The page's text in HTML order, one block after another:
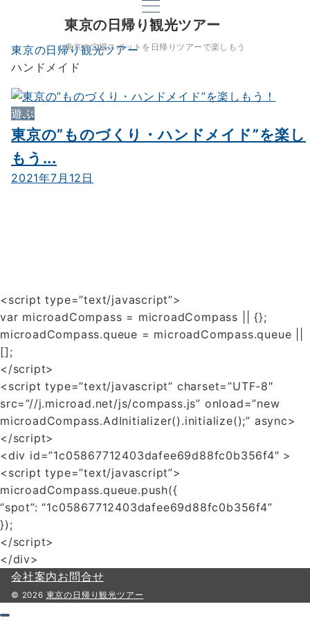
東京の日帰り観光ツアー
東京の穴場スポットを日帰りツアーで楽しもう
東京の日帰り観光ツアー
ハンドメイド
遊ぶ
東京の”ものづくり・ハンドメイド”を楽し
もう...
2021年7月12日
<script type=”text/javascript”>
var microadCompass = microadCompass || {};
microadCompass.queue = microadCompass.queue ||
[];
</script>
<script type=”text/javascript” charset=”UTF-8″
src=”//j.microad.net/js/compass.js” onload=”new
microadCompass.AdInitializer().initialize();” async>
</script>
<div id=”1c05867712403dafee69d88fc0b356f4″ >
<script type=”text/javascript”>
microadCompass.queue.push({
“spot”: “1c05867712403dafee69d88fc0b356f4”
});
</script>
</div>
会社案内お問合せ
© 2026 東京の日帰り観光ツアー